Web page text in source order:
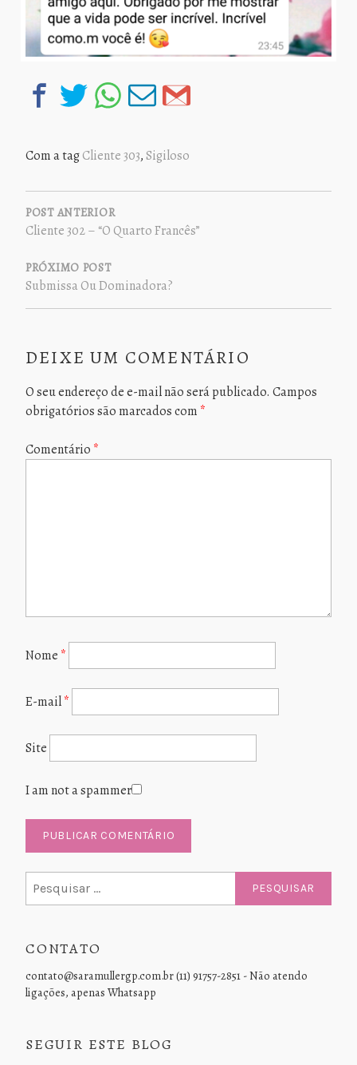
Com a tagCliente 303,Sigiloso
NAVEGAÇÃO
DE
POST
POST ANTERIOR
Cliente 302 – “O Quarto Francês”
PRÓXIMO POST
Submissa Ou Dominadora?
DEIXE UM COMENTÁRIO
O seu endereço de e-mail não será publicado. Campos
obrigatórios são marcados com *
Comentário *
Nome *
E-mail*
Site
I am not a spammer
por:
CONTATO
contato@saramullergp.com.br (11) 91757-2851 - Não atendo
ligações, apenas Whatsapp
SEGUIR ESTE BLOG